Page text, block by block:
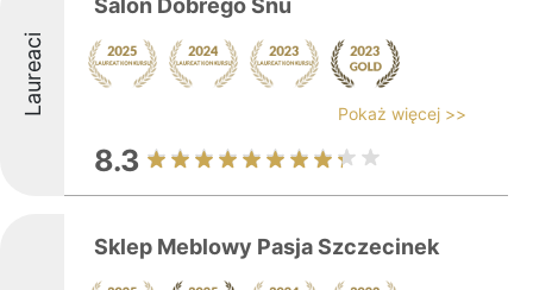
Laureaci
Salon Dobrego Snu
Pokaż więcej >>
8.3
Sklep Meblowy Pasja Szczecinek